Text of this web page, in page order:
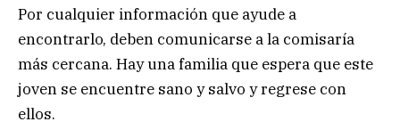
Por cualquier información que ayude a
encontrarlo, deben comunicarse a la comisaría
más cercana. Hay una familia que espera que este
joven se encuentre sano y salvo y regrese con
ellos.